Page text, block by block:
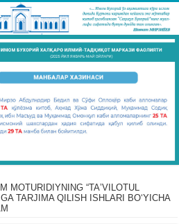
MOTURIDIYNING “TAʼVILOTUL
TARJIMA QILISH ISHLARI BOʻYICHA